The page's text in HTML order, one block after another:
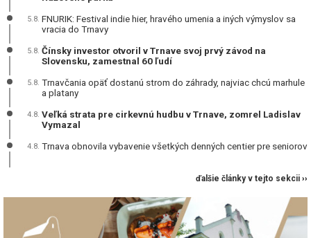
5.8. FNURIK: Festival indie hier, hravého umenia a iných výmyslov sa
vracia do Trnavy
5.8. Čínsky investor otvoril v Trnave svoj prvý závod na
Slovensku, zamestnal 60 ľudí
5.8. Trnavčania opäť dostanú strom do záhrady, najviac chcú marhule
a platany
4.8. Veľká strata pre cirkevnú hudbu v Trnave, zomrel Ladislav
Vymazal
4.8. Trnava obnovila vybavenie všetkých denných centier pre seniorov
ďalšie články v tejto sekcii ››